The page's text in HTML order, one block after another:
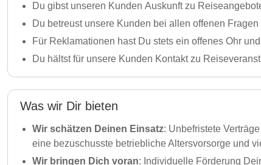
Du gibst unseren Kunden Auskunft zu
Du betreust unsere Kunden bei allen offenen
Für Reklamationen hast Du stets ein offenes Ohr
Du hältst für unsere Kunden Kontakt zu
Was wir Dir bieten
Wir schätzen Deinen Einsatz: Unbefristete
eine bezuschusste betriebliche Altersvorsorge und
Wir bringen Dich voran: Individuelle Förderung